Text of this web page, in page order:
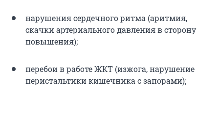
нарушения сердечного ритма (аритмия,
скачки артериального давления в сторону
повышения);
перебои в работе ЖКТ (изжога, нарушение
перистальтики кишечника с запорами);